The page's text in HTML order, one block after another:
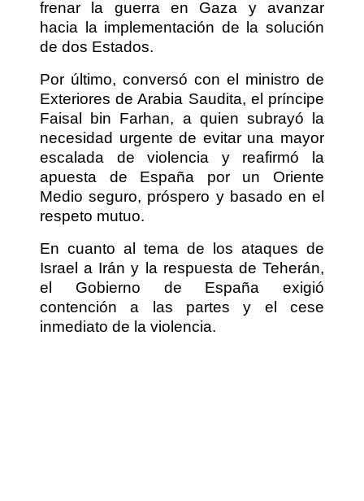
frenar la guerra en Gaza y avanzar
hacia la implementación de la solución
de dos Estados.
Por último, conversó con el ministro de
Exteriores de Arabia Saudita, el príncipe
Faisal bin Farhan, a quien subrayó la
necesidad urgente de evitar una mayor
escalada de violencia y reafirmó la
apuesta de España por un Oriente
Medio seguro, próspero y basado en el
respeto mutuo.
En cuanto al tema de los ataques de
Israel a Irán y la respuesta de Teherán,
el Gobierno de España exigió
contención a las partes y el cese
inmediato de la violencia.